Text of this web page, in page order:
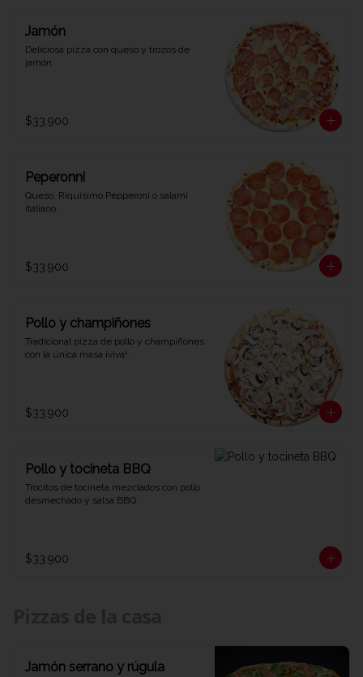
Jamón
Deliciosa pizza con queso y trozos de
jamón.
$33.900
Peperonni
Queso, Riquísimo Pepperoni o salami
italiano.
$33.900
Pollo y champiñones
Tradicional pizza de pollo y champiñones
con la única masa ¡viva!.
$33.900
Pollo y tocineta BBQ
Trocitos de tocineta mezclados con pollo
desmechado y salsa BBQ.
$33.900
Jamón serrano y rúgula